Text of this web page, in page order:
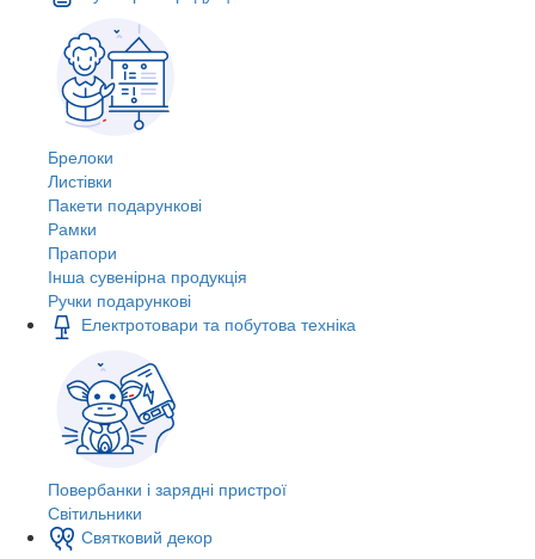
Брелоки
Листівки
Пакети подарункові
Рамки
Прапори
Інша сувенірна продукція
Ручки подарункові
Електротовари та побутова техніка
Повербанки і зарядні пристрої
Світильники
Святковий декор